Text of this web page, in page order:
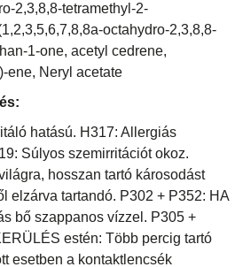
2,3,8,8-tetramethyl-2-
octahydro-2,3,8,8-
1-one, acetyl cedrene,
ene, Neryl acetate
hatású. H317: Allergiás
Súlyos szemirritációt okoz.
hosszan tartó károsodást
elzárva tartandó. P302 + P352: HA
bő szappanos vízzel. P305 +
estén: Több percig tartó
esetben a kontaktlencsék